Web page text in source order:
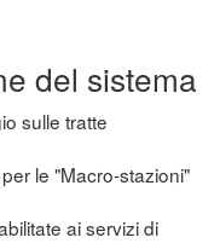
del sistema
sulle tratte
le "Macro-stazioni"
ai servizi di